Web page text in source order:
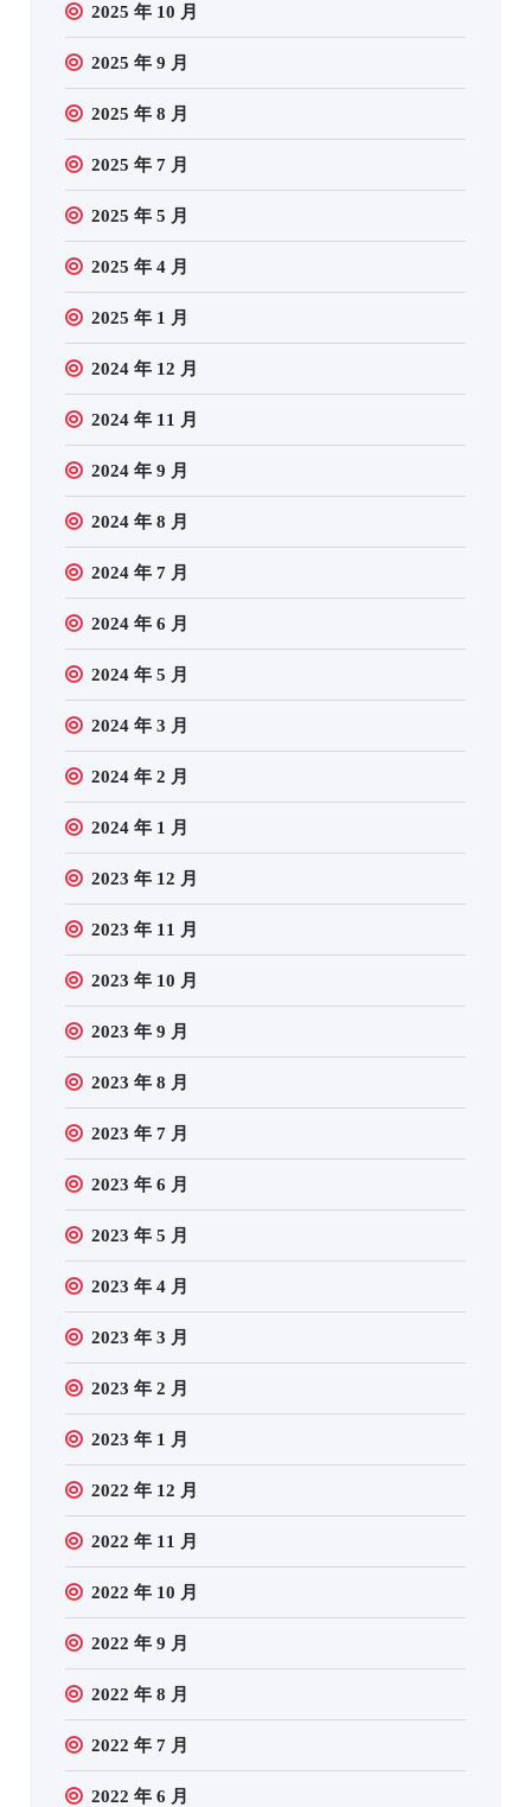
2025 年 10 月
2025 年 9 月
2025 年 8 月
2025 年 7 月
2025 年 5 月
2025 年 4 月
2025 年 1 月
2024 年 12 月
2024 年 11 月
2024 年 9 月
2024 年 8 月
2024 年 7 月
2024 年 6 月
2024 年 5 月
2024 年 3 月
2024 年 2 月
2024 年 1 月
2023 年 12 月
2023 年 11 月
2023 年 10 月
2023 年 9 月
2023 年 8 月
2023 年 7 月
2023 年 6 月
2023 年 5 月
2023 年 4 月
2023 年 3 月
2023 年 2 月
2023 年 1 月
2022 年 12 月
2022 年 11 月
2022 年 10 月
2022 年 9 月
2022 年 8 月
2022 年 7 月
2022 年 6 月